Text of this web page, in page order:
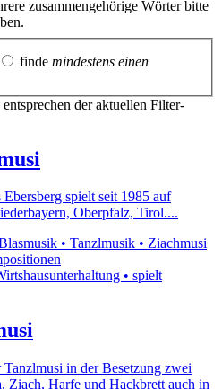
zusammengehörige Wörter bitte
finde mindestens einen
der aktuellen Filter-
spielt seit 1985 auf
Oberpfalz, Tirol....
• Tanzlmusik • Ziachmusi
• spielt
in der Besetzung zwei
Ziach, Harfe und Hackbrett auch in